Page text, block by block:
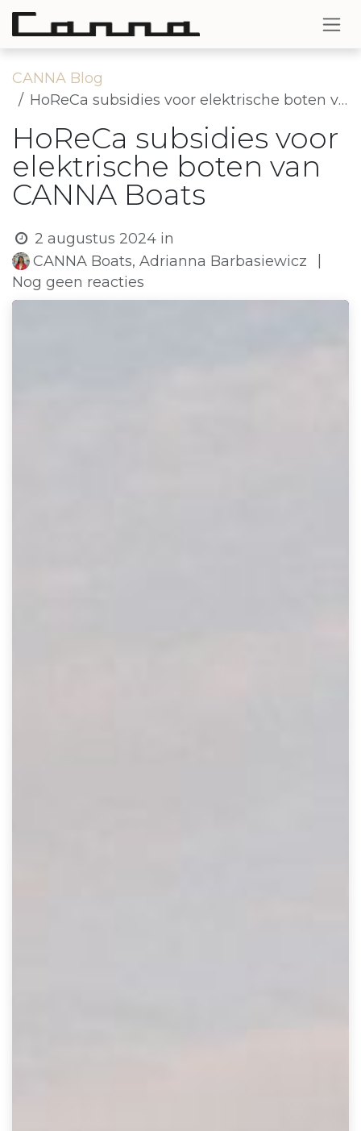
Overslaan naar inhoud
CANNA Blog
HoReCa subsidies voor elektrische boten van CANNA Boats
HoReCa subsidies voor
elektrische boten van
CANNA Boats
2 augustus 2024 in
CANNA Boats, Adrianna Barbasiewicz
Nog geen reacties